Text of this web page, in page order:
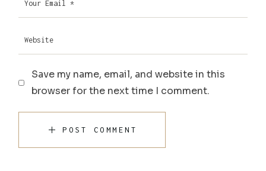
Save my name, email, and website in this
browser for the next time I comment.
POST COMMENT